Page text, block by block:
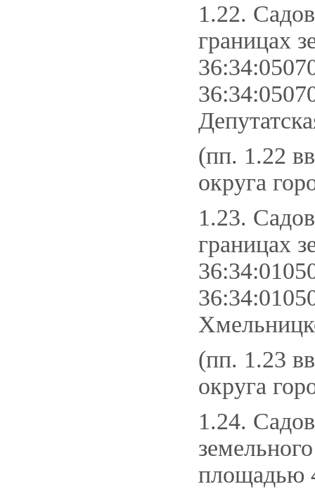
1.22.
границах
(пп. 1.22
округа
1.23.
границах
(пп. 1.23
округа
1.24.
площадью